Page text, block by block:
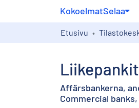
KokoelmatSelaa
Etusivu
Affärsbankerna,
Commercial